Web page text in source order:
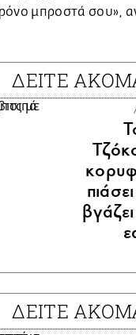
μπροστά σου»,
ΔΕΙΤΕ
ΔΕΙΤΕ